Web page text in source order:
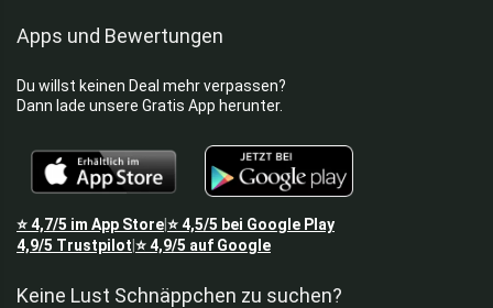
Apps und Bewertungen
Du willst keinen Deal mehr verpassen?
Dann lade unsere Gratis App herunter.
⭐4,7/5 im App Store⭐4,5/5 bei Google Play
4,9/5 Trustpilot ⭐4,9/5 auf Google
Keine Lust Schnäppchen zu suchen?